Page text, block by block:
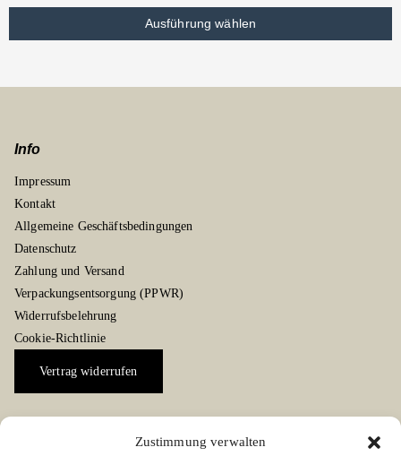
Zustimmung verwalten
Ausführung wählen
Info
Impressum
Kontakt
Allgemeine Geschäftsbedingungen
Datenschutz
Zahlung und Versand
Verpackungsentsorgung (PPWR)
Widerrufsbelehrung
Cookie-Richtlinie
Vertrag widerrufen